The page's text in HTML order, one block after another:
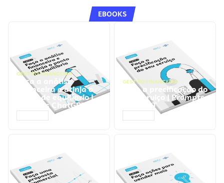
EBOOKS
GESTÃO FINANCEIRA
Faça a análise
financeira e atinja o
ponto de equilíbrio |
Prompts ChatGPT
GESTÃO FINANCEIRA
Faça a precificação do
seu serviço | Prompts
ChatGPT